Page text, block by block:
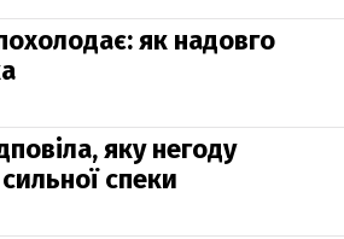
як надовго
яку негоду
спеки